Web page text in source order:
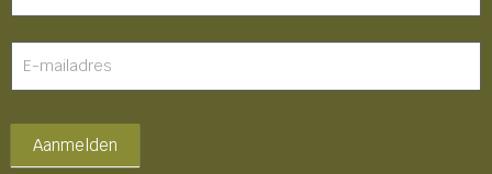
Aanmelden